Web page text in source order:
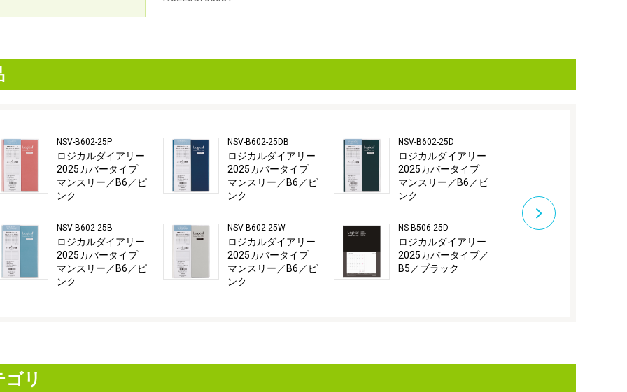
NSV-B602-25P
ロジカルダイアリー
2025カバータイプ
マンスリー／B6／ピ
ンク
NSV-B602-25B
ロジカルダイアリー
2025カバータイプ
マンスリー／B6／ピ
ンク
NSV-B602-25DB
ロジカルダイアリー
2025カバータイプ
マンスリー／B6／ピ
ンク
NSV-B602-25W
ロジカルダイアリー
2025カバータイプ
マンスリー／B6／ピ
ンク
NSV-B602-25D
ロジカルダイアリー
2025カバータイプ
マンスリー／B6／ピ
ンク
NS-B506-25D
ロジカルダイアリー
2025カバータイプ／
B5／ブラック
リ